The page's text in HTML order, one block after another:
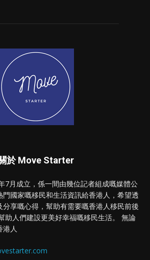
於 Move Starter
月成立，係一間由幾位記者組成嘅媒體公
國家嘅移民和生活資訊給香港人，希望透
享嘅心得，幫助有需要嘅香港人移民前後
助人們建設更美好幸福嘅移民生活。 無論
港人